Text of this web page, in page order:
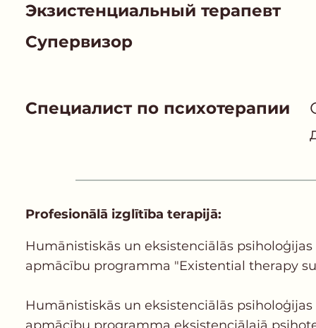
Экзистенциальный терапевт
Супервизор
Специалист по психотерапии
Profesionālā izglītība terapijā:
Humānistiskās un eksistenciālās
apmācību programma "Existential therapy
Humānistiskās un eksistenciālās